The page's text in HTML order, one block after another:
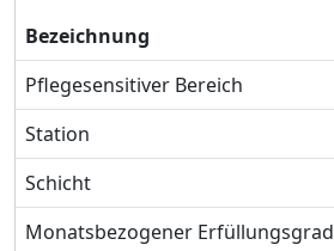
Bezeichnung
Pflegesensitiver Bereich
Station
Schicht
Monatsbezogener Erfüllungsgrad